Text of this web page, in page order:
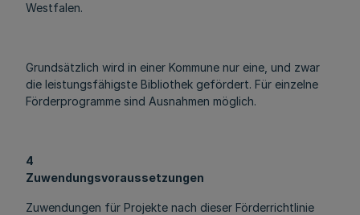
Westfalen.
Grundsätzlich wird in einer Kommune nur eine, und zwar
die leistungsfähigste Bibliothek gefördert. Für einzelne
Förderprogramme sind Ausnahmen möglich.
4
Zuwendungsvoraussetzungen
Zuwendungen für Projekte nach dieser Förderrichtlinie